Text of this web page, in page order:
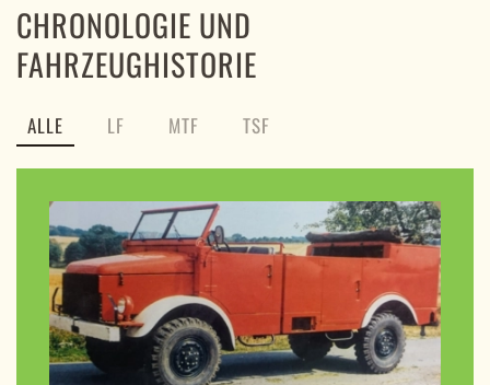
CHRONOLOGIE UND
FAHRZEUGHISTORIE
ALLE LF MTF TSF